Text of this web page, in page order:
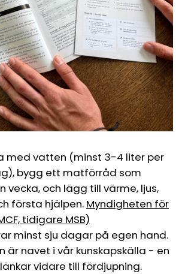
med vatten (minst 3-4 liter per
bygg ett matförråd som
vecka, och lägg till värme, ljus,
första hjälpen. Myndigheten för
tidigare MSB)
minst sju dagar på egen hand.
är navet i vår kunskapskälla - en
vidare till fördjupning.